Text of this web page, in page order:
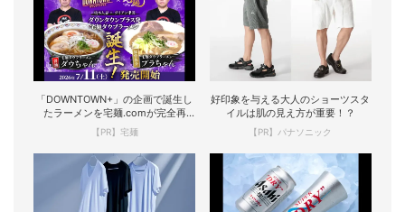
「DOWNTOWN+」の企画で誕生し
たラーメンを宅麺.comが完全再
現！
【PR】宅麺
好印象を与える大人のショーツスタ
イルは肌の見え方が重要！？
【PR】パナソニック